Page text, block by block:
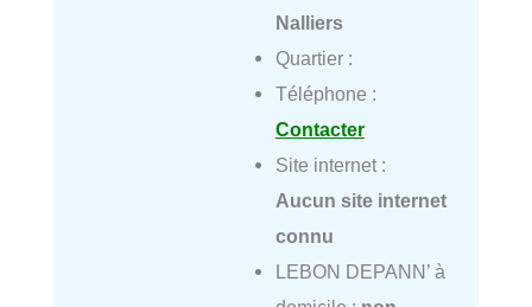
Nalliers
Quartier :
Téléphone :
Contacter
Site internet :
Aucun site internet
connu
LEBON DEPANN’ à